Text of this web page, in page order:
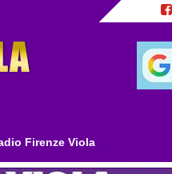
Firenze Viola